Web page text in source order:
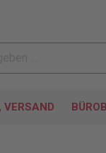
VERSAND